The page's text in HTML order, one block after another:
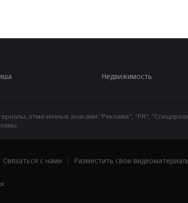
Недвижимость
отмеченные знаками "Реклама", "PR",
Связаться с нами | Разместить свои